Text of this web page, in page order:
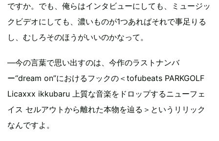
ですか。でも、俺らはインタビューにしても、ミュージッ
クビデオにしても、濃いものが1つあればそれで事足りる
し、むしろそのほうがいいのかなって。
―今の言葉で思い出すのは、今作のラストナンバ
ー“dream on”におけるフックの＜tofubeats PARKGOLF
Licaxxx ikkubaru 上質な音楽をドロップするニューフェ
イス セルアウトから離れた本物を辿る＞というリリック
なんですよ。